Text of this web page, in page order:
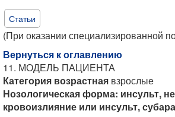
Статьи
(При оказании специализированной
Вернуться к оглавлению
11. МОДЕЛЬ ПАЦИЕНТА
Категория возрастная взрослые
Нозологическая форма: инсульт,
кровоизлияние или инсульт,